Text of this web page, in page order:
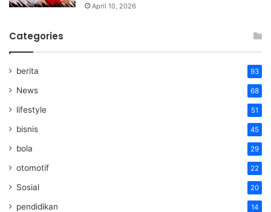
April 10, 2026
Categories
berita 93
News 68
lifestyle 51
bisnis 45
bola 29
otomotif 22
Sosial 20
pendidikan 14